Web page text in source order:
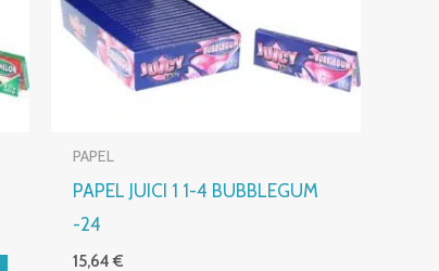
PAPEL
PAPEL JUICI 1 1-4 BUBBLEGUM
-24
15,64€